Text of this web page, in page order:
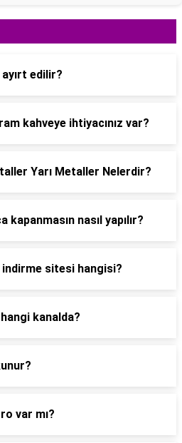
edilir?
kahveye ihtiyacınız var?
Yarı Metaller Nelerdir?
kapanmasın nasıl yapılır?
sitesi hangisi?
kanalda?
var mı?